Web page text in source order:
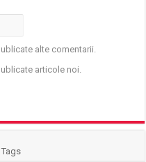
alte comentarii.
articole noi.
Tags